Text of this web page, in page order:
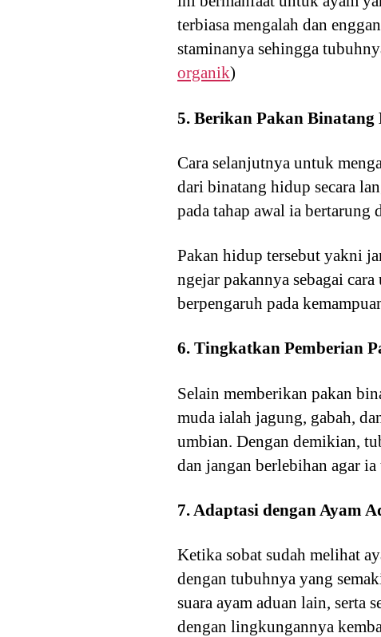
terbiasa mengalah dan
staminanya sehingga
organik)
5. Berikan Pakan Binatang
Cara selanjutnya untuk
dari binatang hidup secara
pada tahap awal ia
Pakan hidup tersebut yakni
ngejar pakannya sebagai
berpengaruh pada
6. Tingkatkan Pemberian
Selain memberikan pakan
muda ialah jagung, gabah,
umbian. Dengan demikian,
dan jangan berlebihan agar
7. Adaptasi dengan Ayam
Ketika sobat sudah melihat
dengan tubuhnya yang
suara ayam aduan lain, serta
dengan lingkungannya